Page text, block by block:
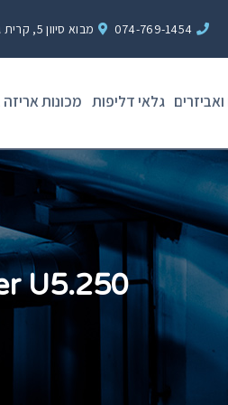
074-769-1454 מבוא סיוון 5, קרית גת
גלאי דליפות מכונות
U5.250